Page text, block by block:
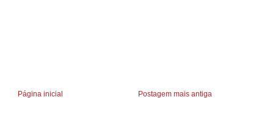
Postagem mais antiga
Página inicial